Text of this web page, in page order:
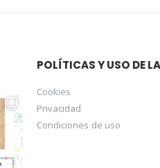
POLÍTICAS Y USO DE
Cookies
Privacidad
Condiciones de uso